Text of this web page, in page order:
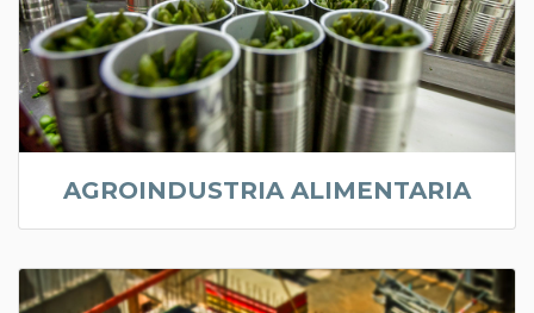
AGROINDUSTRIA ALIMENTARIA